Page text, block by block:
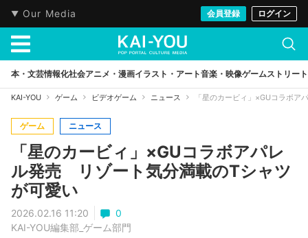
Our Media 会員登録 ログイン
本・文芸情報化社会アニメ・漫画イラスト・アート音楽・映像ゲームストリート
KAI-YOU ゲーム ビデオゲーム ニュース 「星のカービィ」×GUコラボ
ゲーム ニュース
「星のカービィ」×GUコラボアパレ
ル発売 リゾート気分満載のTシャツ
が可愛い
2026.02.16 11:20
0
KAI-YOU編集部_ゲーム部門